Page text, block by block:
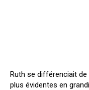
Ruth se différenciait
plus évidentes en